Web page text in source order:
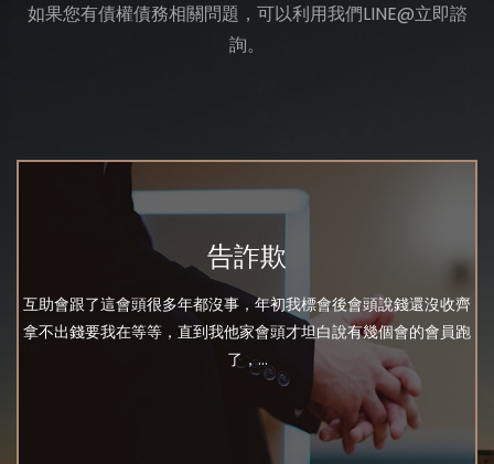
如果您有債權債務相關問題，可以利用我們LINE@立即諮
詢。
告詐欺
互助會跟了這會頭很多年都沒事，年初我標會後會頭說錢還沒收齊
拿不出錢要我在等等，直到我他家會頭才坦白說有幾個會的會員跑
了，...